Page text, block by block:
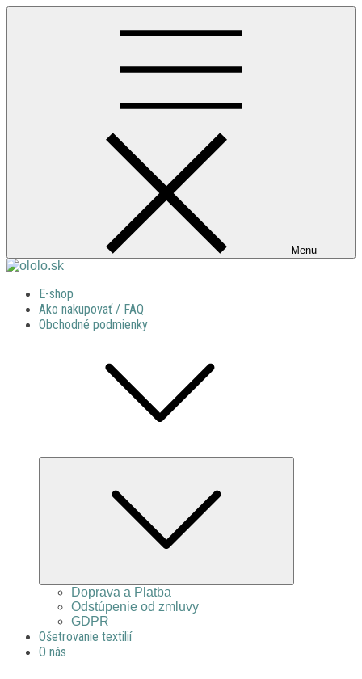
Skip
Menu
ololo.sk
ololo.skE-shop
Ako nakupovať / FAQ
Obchodné podmienky
Doprava a Platba
Odstúpenie od zmluvy
GDPR
Ošetrovanie textilií
O nás